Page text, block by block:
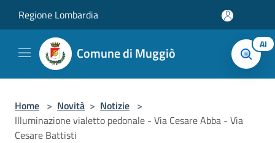
Regione Lombardia
Comune di Muggiò AI
Home > Novità > Notizie >
Illuminazione vialetto pedonale - Via Cesare Abba - Via
Cesare Battisti